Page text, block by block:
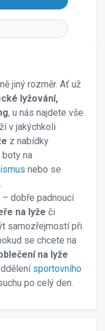
jiný rozměr. Ať už
lyžování,
, u nás najdete vše
v jakýchkoli
z nabídky
na
nebo se
dobře padnoucí
na lyže či
samozřejmostí při
se chcete na
na lyže
sportovního
po celý den.